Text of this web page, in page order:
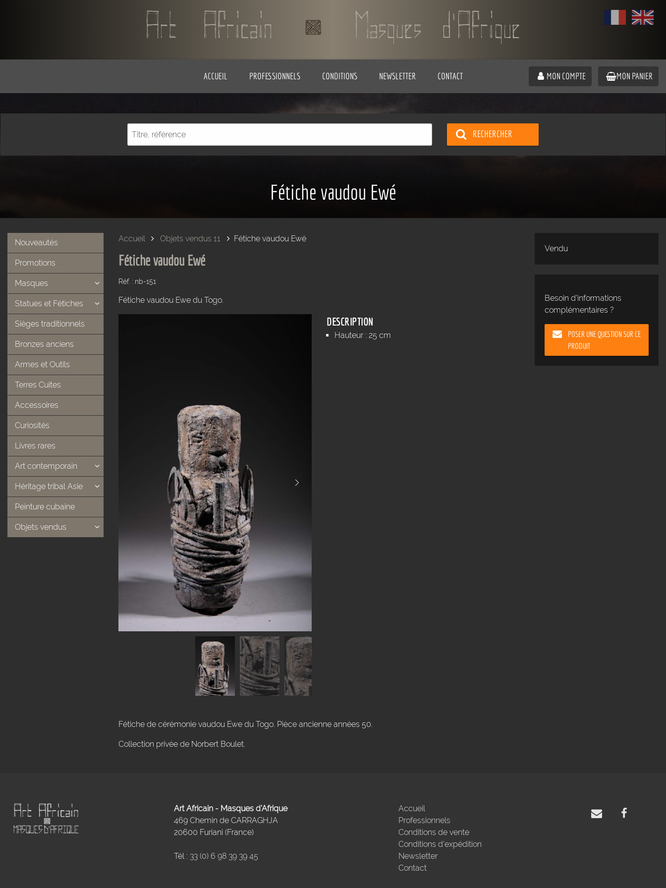
ACCUEIL PROFESSIONNELS CONDITIONS NEWSLETTER CONTACT MON COMPTE MON PANIER
RECHERCHER
Fétiche vaudou Ewé
Nouveautés
Promotions
Masques
Statues et Fétiches
Sièges traditionnels
Bronzes anciens
Armes et Outils
Terres Cuites
Accessoires
Curiosités
Livres rares
Art contemporain
Héritage tribal Asie
Peinture cubaine
Objets vendus
Accueil Objets vendus 11 Fétiche vaudou Ewé
Fétiche vaudou Ewé
Réf. : nb-151
Fétiche vaudou Ewe du Togo.
DESCRIPTION
Hauteur : 25 cm
Fétiche de cérémonie vaudou Ewe du Togo. Pièce ancienne années 50.
Collection privée de Norbert Boulet.
Vendu
Besoin d'informations
complémentaires ?
POSER UNE QUESTION SUR CE
PRODUIT
Art Africain - Masques d'Afrique
469 Chemin de CARRAGHJA
20600 Furiani (France)
Tél : 33 (0) 6 98 39 39 45
Accueil
Professionnels
Conditions de vente
Conditions d'expédition
Newsletter
Contact